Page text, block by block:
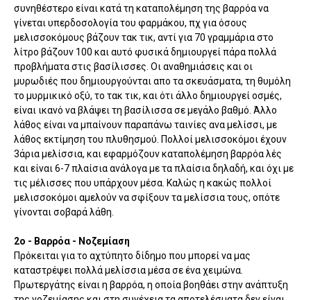
συνηθέστερο είναι κατά τη καταπολέμηση της βαρρόα να
γίνεται υπερδοσολογία του φαρμάκου, πχ για όσους
μελισσοκόμους βάζουν τακ τικ, αντί για 70 γραμμάρια στο
λίτρο βάζουν 100 και αυτό φυσικά δημιουργεί πάρα πολλά
προβλήματα στις βασίλισσες. Οι αναθημιάσεις και οι
μυρωδιές που δημιουργούνται απο τα σκευάσματα, τη θυμόλη
το μυρμικικό οξύ, το τακ τικ, και ότι άλλο δημιουργεί οσμές,
είναι ικανό να βλάψει τη βασίλισσα σε μεγάλο βαθμό. Άλλο
λάθος είναι να μπαίνουν παραπάνω ταινίες ανα μελίσσι, με
λάθος εκτίμηση του πλυθησμού. Πολλοί μελισσοκόμοι έχουν
3άρια μελίσσια, και εφαρμόζουν καταπολέμηση βαρρόα λές
και είναι 6-7 πλαίσια ανάλογα με τα πλαίσια δηλαδή, και όχι με
τις μέλισσες που υπάρχουν μέσα. Καλώς η κακώς πολλοί
μελισσοκόμοι αμελούν να σφίξουν τα μελίσσια τους, οπότε
γίνονται σοβαρά λάθη.
2ο - Βαρρόα - Νοζεμίαση
Πρόκειται για το αχτύπητο δίδημο που μπορεί να μας
καταστρέψει πολλά μελίσσια μέσα σε ένα χειμώνα.
Πρωτεργάτης είναι η βαρρόα, η οποία βοηθάει στην ανάπτυξη